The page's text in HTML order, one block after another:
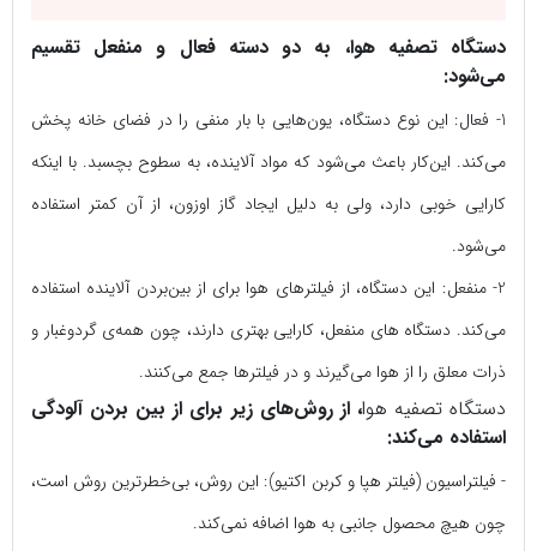
دستگاه تصفیه هوا، به دو دسته فعال و منفعل تقسیم
می‌شود:
1- فعال:
این نوع دستگاه، یون‌هایی با بار منفی را در فضای خانه پخش
می‌کند. این‌کار باعث می‌شود که مواد آلاینده، به سطوح بچسبد. با اینکه
کارایی خوبی دارد، ولی به دلیل ایجاد گاز اوزون، از آن کمتر استفاده
می‌شود.
2- منفعل:
این دستگاه، از فیلترهای هوا برای از بین‌بردن آلاینده استفاده
می‌کند. دستگاه های منفعل، کارایی بهتری دارند، چون همه‌ی گردوغبار و
ذرات معلق را از هوا می‌گیرند و در فیلترها جمع می‌کنند.
دستگاه تصفیه هوا، از روش‌های زیر برای از بین بردن آلودگی
استفاده می‌کند:
- فیلتراسیون (فیلتر هپا و کربن اکتیو): این روش، بی‌خطرترین روش است،
چون هیچ محصول جانبی به هوا اضافه نمی‌کند.